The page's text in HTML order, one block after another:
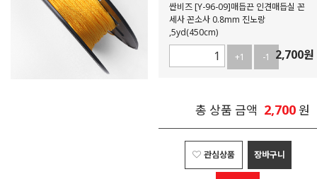
싼비즈 [Y-96-09]매듭끈 인견매듭실 꼰
세사 꼰소사 0.8mm 진노랑
,5yd(450cm)
+1 -1 2,700원
총 상품 금액 2,700원
관심상품 장바구니